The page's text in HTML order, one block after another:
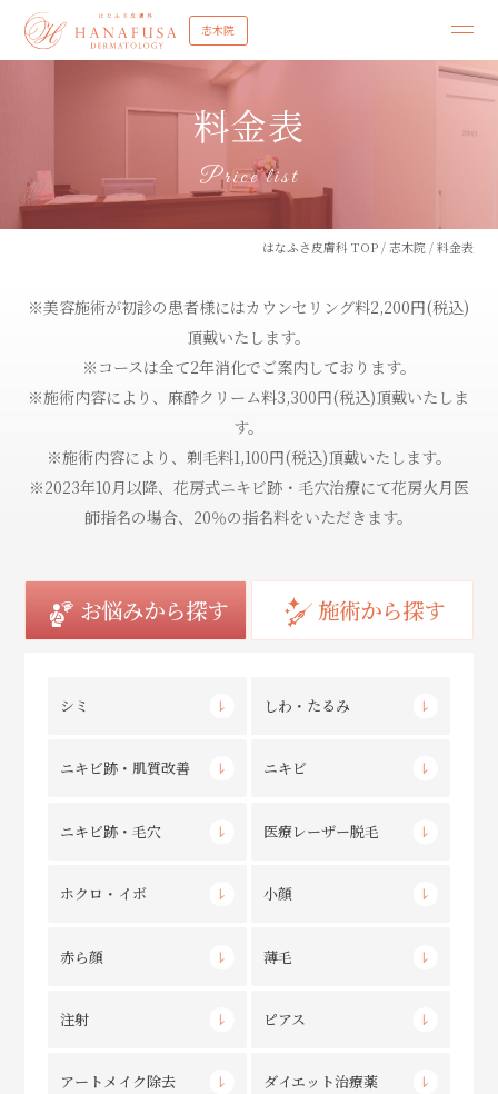
志木院
料金表
Price list
はなふさ皮膚科 TOP /志木院 /料金表
※美容施術が初診の患者様にはカウンセリング料2,200円(税込)
頂戴いたします。
※コースは全て2年消化でご案内しております。
※施術内容により、麻酔クリーム料3,300円(税込)頂戴いたしま
す。
※施術内容により、剃毛料1,100円(税込)頂戴いたします。
※2023年10月以降、花房式ニキビ跡・毛穴治療にて花房火月医
師指名の場合、20％の指名料をいただきます。
お悩みから探す 施術から探す
シミ しわ・たるみ
ニキビ跡・肌質改善 ニキビ
ニキビ跡・毛穴 医療レーザー脱毛
ホクロ・イボ 小顔
赤ら顔 薄毛
注射 ピアス
アートメイク除去 ダイエット治療薬